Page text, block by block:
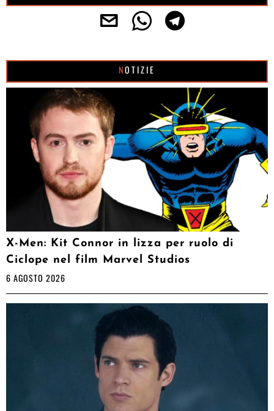
NOTIZIE
X-Men: Kit Connor in lizza per ruolo di
Ciclope nel film Marvel Studios
6 AGOSTO 2026